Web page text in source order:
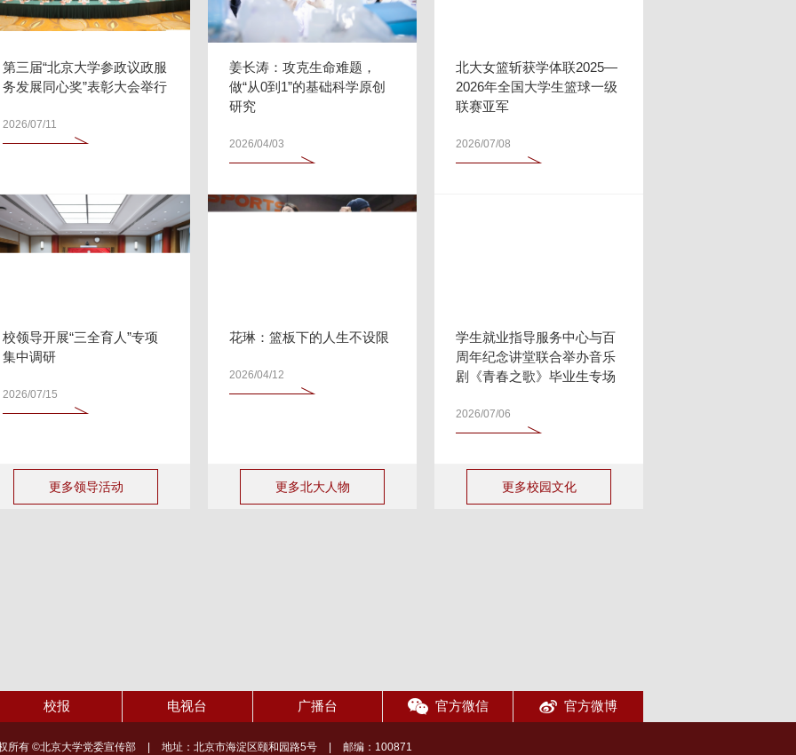
第三届“北京大学参政议政服
务发展同心奖”表彰大会举行
2026/07/11
校领导开展“三全育人”专项
集中调研
2026/07/15
更多领导活动
姜长涛：攻克生命难题，
做“从0到1”的基础科学原创
研究
2026/04/03
花琳：篮板下的人生不设限
2026/04/12
更多北大人物
北大女篮斩获学体联2025—
2026年全国大学生篮球一级
联赛亚军
2026/07/08
学生就业指导服务中心与百
周年纪念讲堂联合举办音乐
剧《青春之歌》毕业生专场
2026/07/06
更多校园文化
校报 电视台 广播台 官方微信 官方微博
所有 ©北京大学党委宣传部 | 地址：北京市海淀区颐和园路5号 | 邮编：100871